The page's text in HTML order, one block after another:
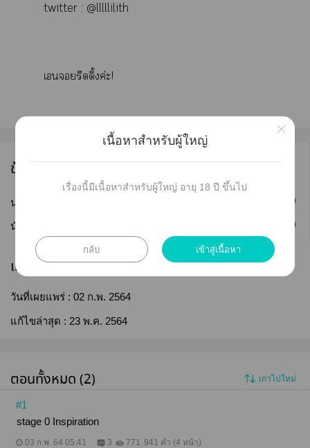
twitter : @lllllilith
เยรีดดิ้งค่ะ!
ข้อมูลนักเขียน
นามปากกา :
นักเขียน :
เผยแพร่
วันที่เผยแพร่ : 02 ก.พ. 2564
แก้ไขล่าสุด : 23 พ.ค. 2564
ตอนทั้งหมด (2) เก่าไปใหม่
#1
stage 0 Inspiration
03 ก.พ. 64 05:41 3 771 941 คำ (4 หน้า)
เนื้อหาสำหรับผู้ใหญ่
เรื่องนี้มีเนื้อหาสำหรับผู้ใหญ่ อายุ 18 ปี ขึ้นไป
กลับ เข้าสู่เนื้อหา
×